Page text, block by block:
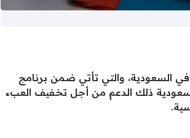
يهتم العديد من المواطنين السعوديين بالتعرف على موعد صرف الحقيبة المدرسية الفصل الثالث 1446 في السعودية، والتي تأتي ضمن برنامج
الاجتماعية السعودية ذلك الدعم من أجل تخفيف العبء